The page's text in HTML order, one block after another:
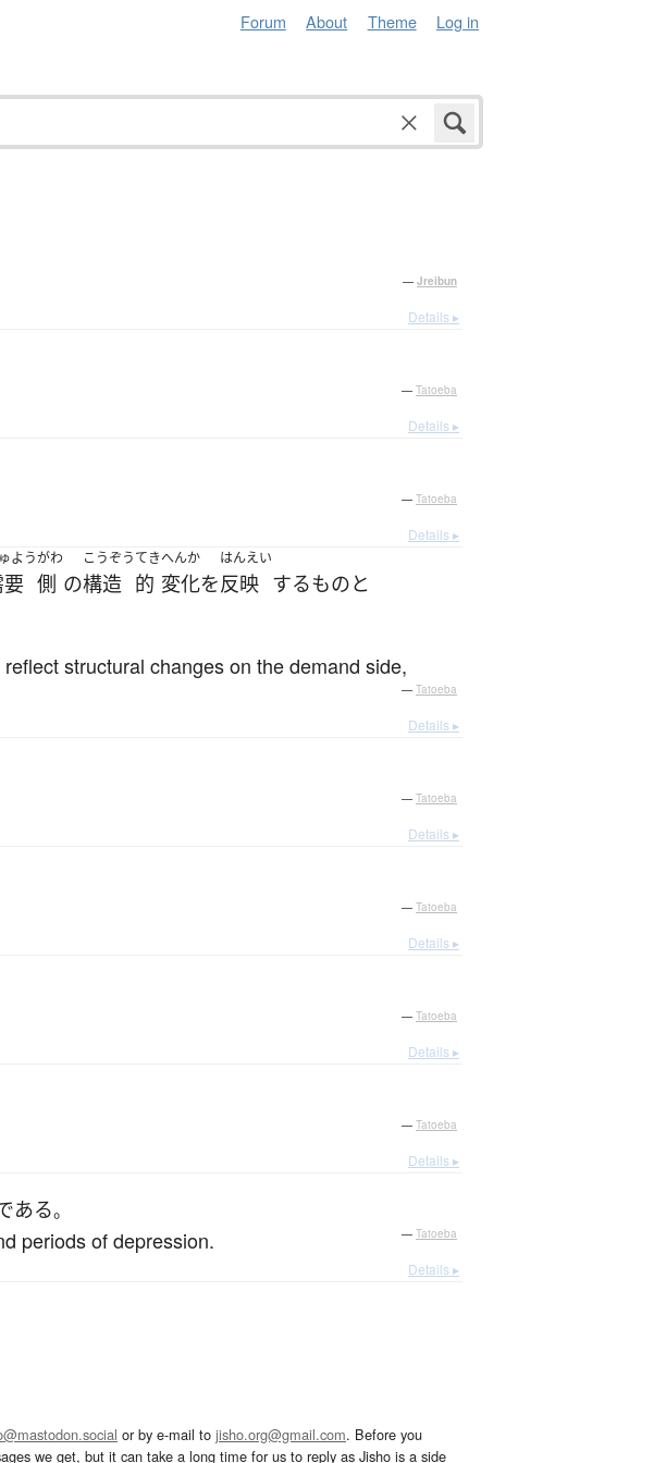
Forum About Theme Log in
— Jreibun
Details ▸
— Tatoeba
Details ▸
— Tatoeba
Details ▸
よう
要
がわ
側 の
こうぞう
構造
てき
的
へんか
変化を
はんえい
反映 するものと
structural changes on the demand side,
— Tatoeba
Details ▸
— Tatoeba
Details ▸
— Tatoeba
Details ▸
— Tatoeba
Details ▸
— Tatoeba
Details ▸
ある。
periods of depression. — Tatoeba
Details ▸
or by e-mail to jisho.org@gmail.com. Before you
we get, but it can take a long time for us to reply as Jisho is a side